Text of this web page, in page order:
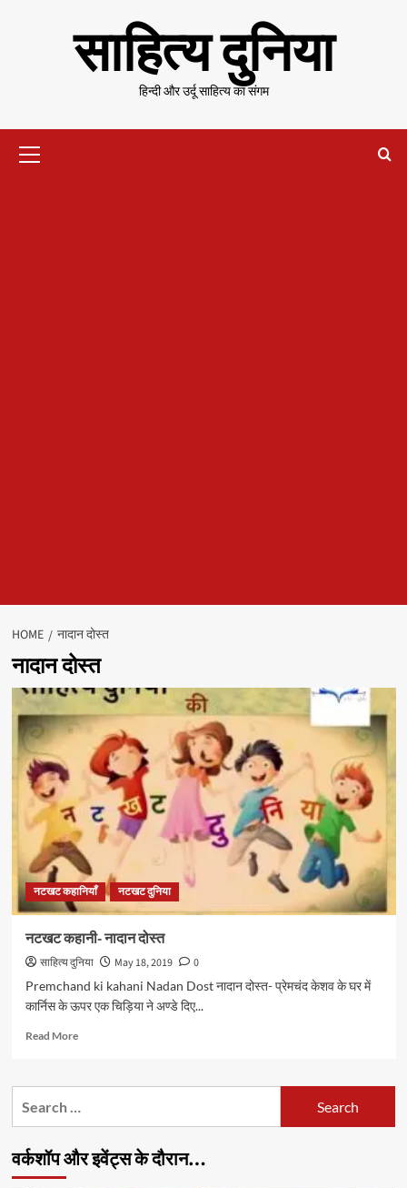
साहित्य दुनिया
हिन्दी और उर्दू साहित्य का संगम
Menu
HOME नादान दोस्त
नादान दोस्त
नटखट कहानियाँ नटखट दुनिया
नटखट कहानी- नादान दोस्त
साहित्य दुनिया May 18, 2019
0
Premchand ki kahani Nadan Dost नादान दोस्त- प्रेमचंद केशव के घर में
कार्निस के ऊपर एक चिड़िया ने अण्डे दिए...
Read MoreRead
नटखट
वर्कशॉप और इवेंट्स के दौरान…